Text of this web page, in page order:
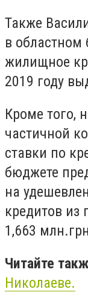
Также
в областном
жилищное
2019 году
Кроме того,
частичной
ставки по
бюджете
на
кредитов из
1,663
Читайте
Николаеве.